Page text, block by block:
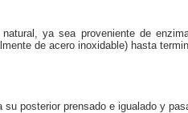
ya sea proveniente de
de acero inoxidable) hasta
posterior prensado e igualado y